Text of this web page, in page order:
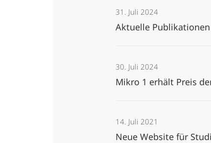
31. Juli 2024
Aktuelle Publikationen
30. Juli 2024
Mikro 1 erhält Preis
14. Juli 2021
Neue Website für